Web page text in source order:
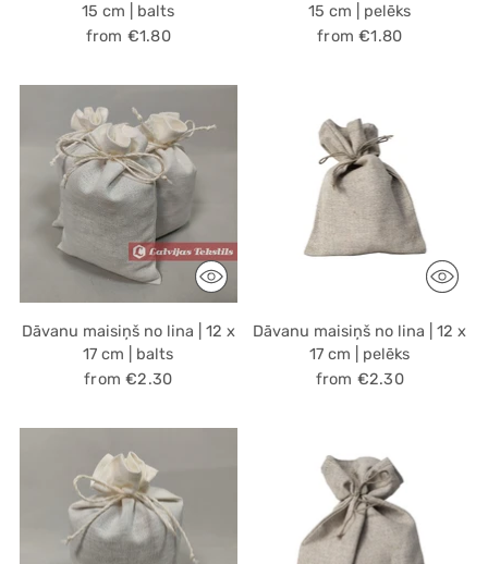
15 cm | balts
from €1.80
15 cm | pelēks
from €1.80
Dāvanu maisiņš no lina | 12 x
17 cm | balts
from €2.30
Dāvanu maisiņš no lina | 12 x
17 cm | pelēks
from €2.30